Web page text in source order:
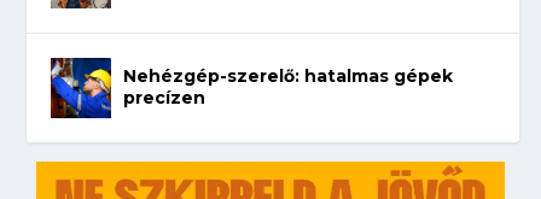
Nehézgép-szerelő: hatalmas gépek
precízen